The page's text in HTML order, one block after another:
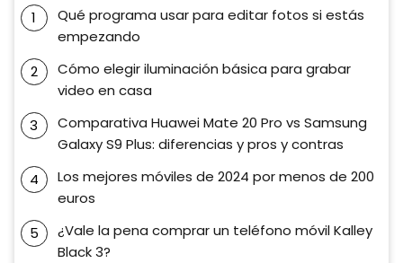
Qué programa usar para editar fotos si estás
empezando
Cómo elegir iluminación básica para grabar
video en casa
Comparativa Huawei Mate 20 Pro vs Samsung
Galaxy S9 Plus: diferencias y pros y contras
Los mejores móviles de 2024 por menos de 200
euros
¿Vale la pena comprar un teléfono móvil Kalley
Black 3?